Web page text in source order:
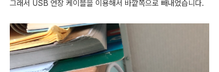
그래서 USB 연장 케이블을 이용해서 바깥쪽으로 빼내었습니다.